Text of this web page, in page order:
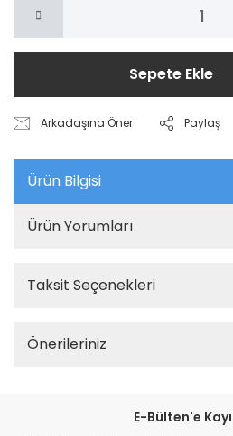
Sepete Ekle
Arkadaşına Öner Paylaş
Ürün Bilgisi
Ürün Yorumları
Taksit Seçenekleri
Önerileriniz
E-Bülten'e